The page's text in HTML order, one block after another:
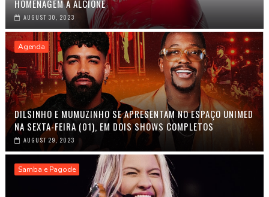
HOMENAGEM A ALCIONE
AUGUST 30, 2023
Agenda
DILSINHO E MUMUZINHO SE APRESENTAM NO ESPAÇO UNIMED
NA SEXTA-FEIRA (01), EM DOIS SHOWS COMPLETOS
AUGUST 29, 2023
Samba e Pagode